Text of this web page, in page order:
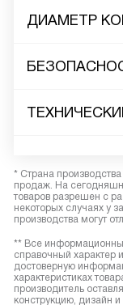
ДИАМЕТР
* Страна
продаж. На
товаров разрешен с
некоторых случаях у
производства могут
** Все
справочный характер
достоверную
характеристиках
производитель
конструкцию, дизайн